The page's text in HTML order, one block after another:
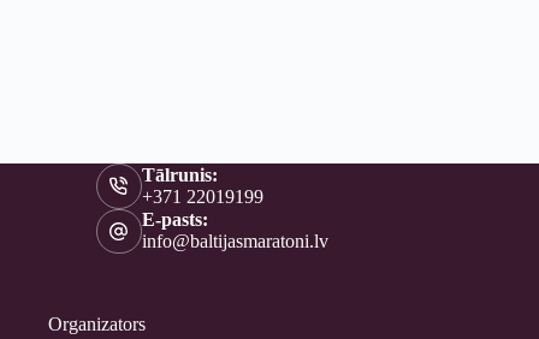
Tālrunis:
+371 22019199
E-pasts:
info@baltijasmaratoni.lv
Organizators